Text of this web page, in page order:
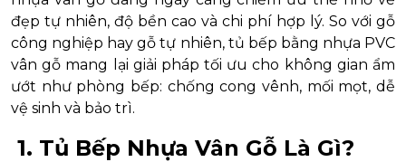
đẹp tự nhiên, độ bền cao và chi phí hợp lý. So với gỗ
công nghiệp hay gỗ tự nhiên, tủ bếp bằng nhựa PVC
vân gỗ mang lại giải pháp tối ưu cho không gian ẩm
ướt như phòng bếp: chống cong vênh, mối mọt, dễ
vệ sinh và bảo trì.
1. Tủ Bếp Nhựa Vân Gỗ Là Gì?